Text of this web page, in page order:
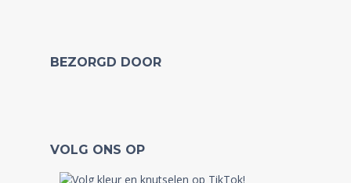
BEZORGD DOOR
VOLG ONS OP